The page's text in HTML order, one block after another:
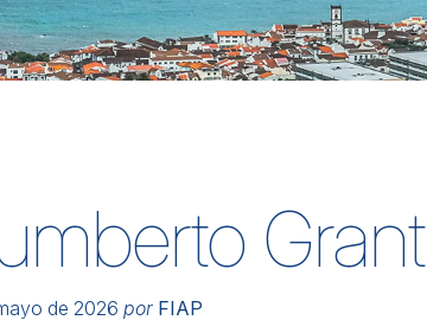
Grant
de 2026 por FIAP